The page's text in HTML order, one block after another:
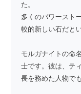
た。
多くのパワースト
較的新しい石だと
モルガナイトの命
士です。彼は、テ
長を務めた人物で